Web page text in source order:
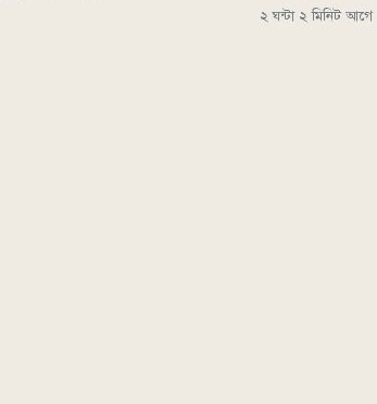
২ ঘন্টা ২ মিনিট আগে